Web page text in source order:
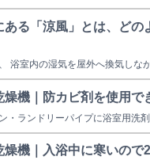
ある「涼風」とは、どの
燥機｜防カビ剤を使用で
燥機｜入浴中に寒いので